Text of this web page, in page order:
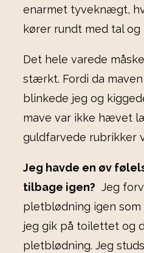
enarmet tyveknægt,
kører rundt med tal og
Det hele varede
stærkt. Fordi da
blinkede jeg og
mave var ikke hævet
guldfarvede rubrikker
Jeg havde en øv
tilbage igen? Jeg
pletblødning igen som
jeg gik på toilettet og
pletblødning. Jeg